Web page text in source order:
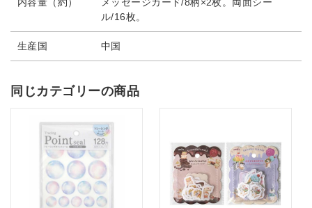
ル/16枚。
生産国 中国
同じカテゴリーの商品